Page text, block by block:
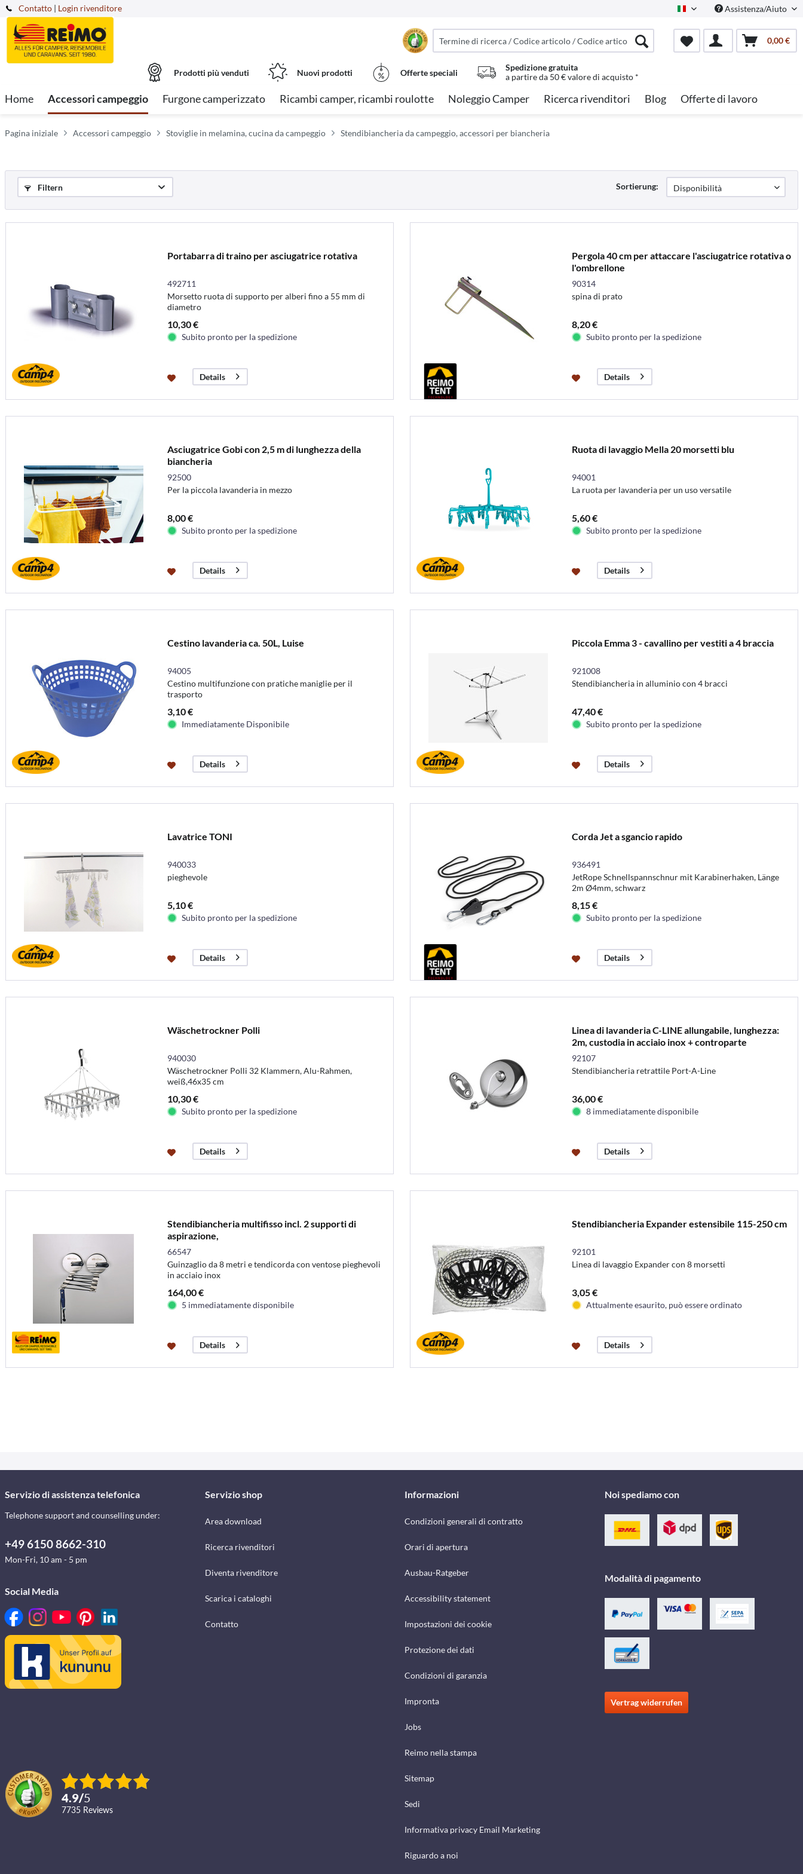
Contatto Italian Assistenza/Aiuto
| Login rivenditore
0,00 €
Prodotti più venduti Nuovi prodotti Offerte speciali
Spedizione gratuita
a partire da 50 € valore di acquisto *
Home Accessori campeggio Furgone camperizzato Ricambi camper, ricambi roulotte Noleggio Camper Ricerca rivenditori Blog Offerte di lavoro
Pagina iniziale Accessori campeggio Stoviglie in melamina, cucina da campeggio Stendibiancheria da campeggio, accessori per biancheria
Filtern Sortierung:
Portabarra di traino per asciugatrice rotativa
492711
Morsetto ruota di supporto per alberi fino a 55 mm di
diametro
10,30 €
Subito pronto per la spedizione
Details
Pergola 40 cm per attaccare l'asciugatrice rotativa o
l'ombrellone
90314
spina di prato
8,20 €
Subito pronto per la spedizione
Details
Asciugatrice Gobi con 2,5 m di lunghezza della
biancheria
92500
Per la piccola lavanderia in mezzo
8,00 €
Subito pronto per la spedizione
Details
Ruota di lavaggio Mella 20 morsetti blu
94001
La ruota per lavanderia per un uso versatile
5,60 €
Subito pronto per la spedizione
Details
Cestino lavanderia ca. 50L, Luise
94005
Cestino multifunzione con pratiche maniglie per il
trasporto
3,10 €
Immediatamente Disponibile
Details
Piccola Emma 3 - cavallino per vestiti a 4 braccia
921008
Stendibiancheria in alluminio con 4 bracci
47,40 €
Subito pronto per la spedizione
Details
Lavatrice TONI
940033
pieghevole
5,10 €
Subito pronto per la spedizione
Details
Corda Jet a sgancio rapido
936491
JetRope Schnellspannschnur mit Karabinerhaken, Länge
2m Ø4mm, schwarz
8,15 €
Subito pronto per la spedizione
Details
Wäschetrockner Polli
940030
Wäschetrockner Polli 32 Klammern, Alu-Rahmen,
weiß,46x35 cm
10,30 €
Subito pronto per la spedizione
Details
Linea di lavanderia C-LINE allungabile, lunghezza:
2m, custodia in acciaio inox + controparte
92107
Stendibiancheria retrattile Port-A-Line
36,00 €
8 immediatamente disponibile
Details
Stendibiancheria multifisso incl. 2 supporti di
aspirazione,
66547
Guinzaglio da 8 metri e tendicorda con ventose pieghevoli
in acciaio inox
164,00 €
5 immediatamente disponibile
Details
Stendibiancheria Expander estensibile 115-250 cm
92101
Linea di lavaggio Expander con 8 morsetti
3,05 €
Attualmente esaurito, può essere ordinato
Details
Servizio di assistenza telefonica
Telephone support and counselling under:
+49 6150 8662-310
Mon-Fri, 10 am - 5 pm
Social Media
4.9/5
7735 reviews
Servizio shop
Area download
Ricerca rivenditori
Diventa rivenditore
Scarica i cataloghi
Contatto
Informazioni
Condizioni generali di contratto
Orari di apertura
Ausbau-Ratgeber
Accessibility statement
Impostazioni dei cookie
Protezione dei dati
Condizioni di garanzia
Impronta
Jobs
Reimo nella stampa
Sitemap
Sedi
Informativa privacy Email Marketing
Riguardo a noi
Noi spediamo con
Modalità di pagamento
Vertrag widerrufen